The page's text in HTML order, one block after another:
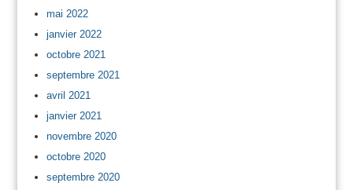
mai 2022
janvier 2022
octobre 2021
septembre 2021
avril 2021
janvier 2021
novembre 2020
octobre 2020
septembre 2020